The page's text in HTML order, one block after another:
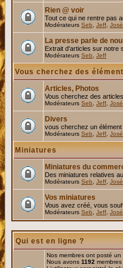
Rien @ voir
Tout ce qui ne rentre pas
Modérateurs Seb Jeff José
La presse parle de
Extrait d'articles sur notre
Modérateurs Seb Jeff
Vous cherchez des
Articles, Photos
Vous cherchez des
Modérateurs Seb Jeff José
Divers
vous cherchez un élément
Modérateurs Seb Jeff José
Miniatures
Miniatures du
Des miniatures relatives
Modérateurs Seb Jeff José
Vos miniatures
Vous avez créé, vous
Modérateurs Seb Jeff José
Qui est en ligne ?
Nos membres ont posté un
Nous avons 1192